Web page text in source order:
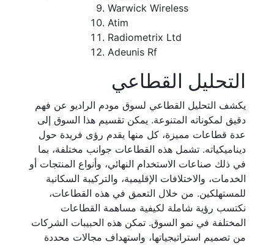
Warwick Wireless
Atim
Radiometrix Ltd
Adeunis Rf
التحليل القطاعي
يكشف التحليل القطاعي لسوق مودم الراديو عن فهم
دقيق لمكوناته المتنوعة. يمكن تقسيم هذا السوق إلى
عدة قطاعات مميزة، كل منها يقدم رؤى فريدة حول
ديناميكياته. تشمل هذه القطاعات جوانب مختلفة، بما
في ذلك صناعات الاستخدام النهائي، وأنواع المنتجات أو
الخدمات، والاختلافات الإقليمية، والتركيبة السكانية
للمستهلكين. من خلال التعمق في هذه القطاعات،
نكتسب رؤية شاملة لكيفية مساهمة القطاعات
المختلفة في نمو السوق. تمكن هذه الحبيبات الشركات
من تصميم استراتيجياتها، واستهداف مجالات محددة